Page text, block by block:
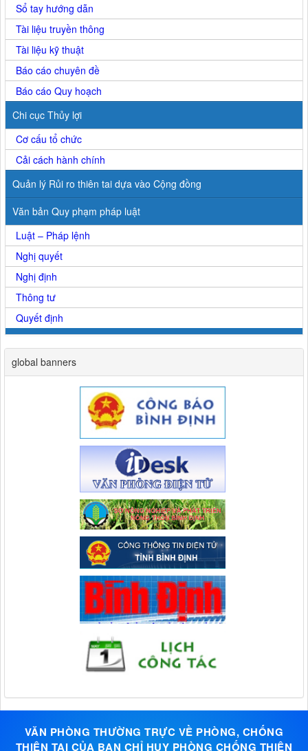
Sổ tay hướng dẫn
Tài liệu truyền thông
Tài liệu kỹ thuật
Báo cáo chuyên đề
Báo cáo Quy hoạch
Chi cục Thủy lợi
Cơ cấu tổ chức
Cải cách hành chính
Quản lý Rủi ro thiên tai dựa vào Cộng đồng
Văn bản Quy phạm pháp luật
Luật – Pháp lệnh
Nghị quyết
Nghị định
Thông tư
Quyết định
global banners
VĂN PHÒNG THƯỜNG TRỰC VỀ PHÒNG, CHỐNG
THIÊN TAI CỦA BAN CHỈ HUY PHÒNG CHỐNG THIÊN